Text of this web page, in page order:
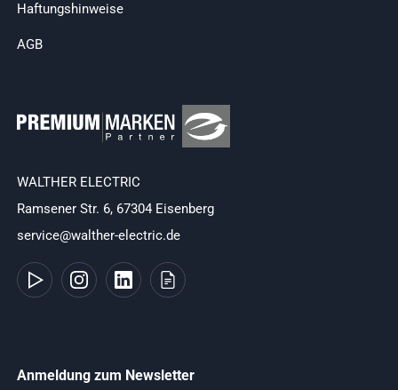
Haftungshinweise
AGB
WALTHER ELECTRIC
Ramsener Str. 6, 67304 Eisenberg
service@walther-electric.de
Anmeldung zum Newsletter